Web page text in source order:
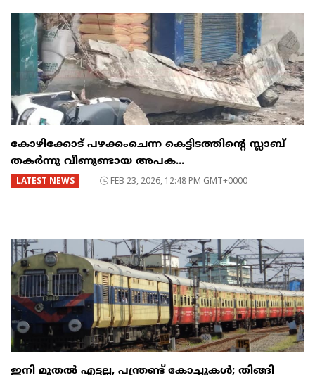
കോഴിക്കോട് പഴക്കംചെന്ന കെട്ടിടത്തിന്റെ സ്ലാബ്
തകർന്നു വീണുണ്ടായ അപക...
LATEST NEWS FEB 23, 2026, 12:48 PM GMT+0000
ഇനി മുതൽ എട്ടല്ല, പന്ത്രണ്ട് കോച്ചുകള്‍; തിങ്ങി